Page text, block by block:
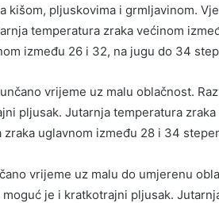
kišom, pljuskovima i grmljavinom.
temperatura zraka većinom
između 26 i 32, na jugu do 34
vrijeme uz malu oblačnost.
pljusak. Jutarnja temperatura
zraka uglavnom između 28 i 34
vrijeme uz malu do umjerenu
je i kratkotrajni pljusak.